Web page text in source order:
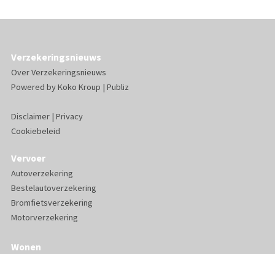
Verzekeringsnieuws
Over Verzekeringsnieuws
Powered byKoko Kroup | Publiz
Disclaimer| Privacy
Cookiebeleid
Vervoer
Autoverzekering
Bestelautoverzekering
Bromfietsverzekering
Motorverzekering
Wonen